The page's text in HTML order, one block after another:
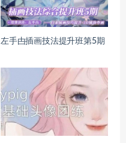
左手甴插画技法提升班第5期